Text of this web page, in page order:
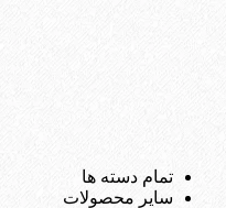
تمام دسته ها
سایر محصولات